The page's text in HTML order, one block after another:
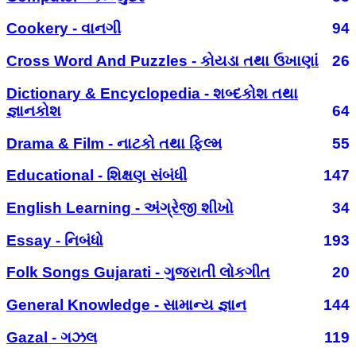
Cookery - વાનગી
94
Cross Word And Puzzles - કોયડા તથા ઉખાણાં
26
Dictionary & Encyclopedia - શબ્દકોશ તથા
જ્ઞાનકોશ
64
Drama & Film - નાટકો તથા ફિલ્મ
55
Educational - શિક્ષણ સંબંધી
147
English Learning - અંગ્રેજી શીખો
34
Essay - નિબંધો
193
Folk Songs Gujarati - ગુજરાતી લોકગીત
20
General Knowledge - સામાન્ય જ્ઞાન
144
Gazal - ગઝલ
119